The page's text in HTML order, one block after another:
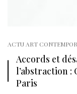
ACTU ART
Accords et
l’abstraction :
Paris